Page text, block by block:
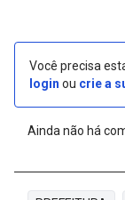
Você precisa
login ou crie a
Ainda não há